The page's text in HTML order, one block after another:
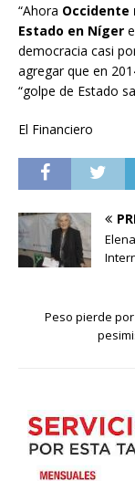
“Ahora Occidente
Estado en Níger
democracia casi
agregar que en
“golpe de Estado
El Financiero
Peso pierde